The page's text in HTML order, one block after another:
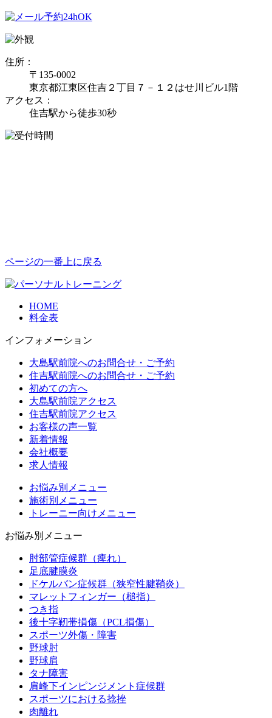
住所：
〒135-0002
東京都江東区住吉２丁目７－１２はせ川ビル1階
アクセス：
住吉駅から徒歩30秒
ページの一番上に戻る
HOME
料金表
インフォメーション
大島駅前院へのお問合せ・ご予約
住吉駅前院へのお問合せ・ご予約
初めての方へ
大島駅前院アクセス
住吉駅前院アクセス
お客様の声一覧
新着情報
会社概要
求人情報
お悩み別メニュー
施術別メニュー
トレーニー向けメニュー
お悩み別メニュー
肘部管症候群（痺れ）
足底腱膜炎
ドケルバン症候群（狭窄性腱鞘炎）
マレットフィンガー（槌指）
つき指
後十字靭帯損傷（PCL損傷）
スポーツ外傷・障害
野球肘
野球肩
タナ障害
肩峰下インピンジメント症候群
スポーツにおける捻挫
肉離れ